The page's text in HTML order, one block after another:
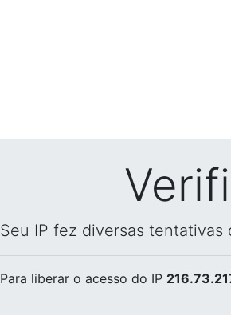
Seu IP fez diversas
Para liberar o acesso do IP